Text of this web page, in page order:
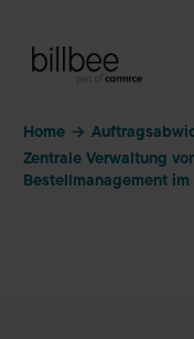
Home →
Zentrale Verwaltung
Bestellmanagement